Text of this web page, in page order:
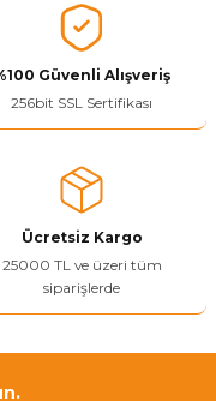
Güvenli Alışveriş
256bit SSL Sertifikası
Ücretsiz Kargo
25000 TL ve üzeri tüm
siparişlerde